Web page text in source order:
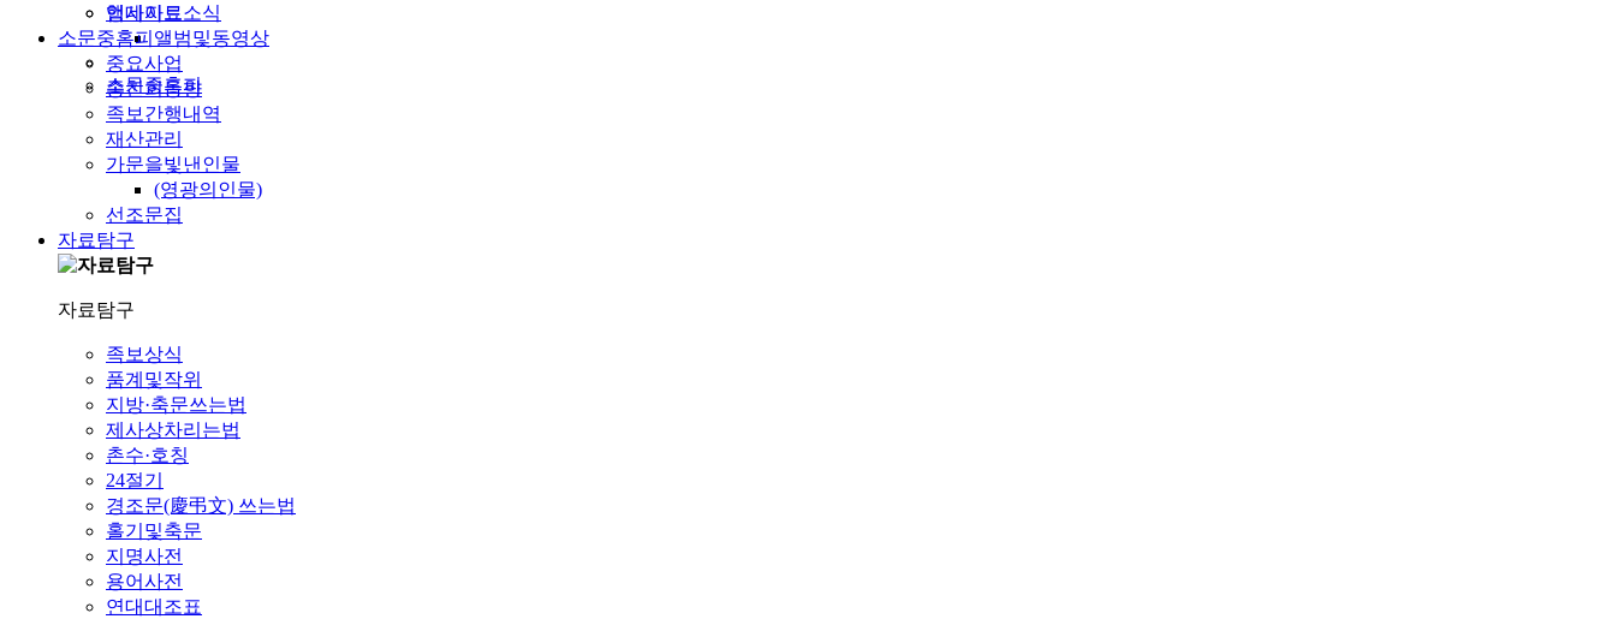
행사자료
앨범및동영상
중요사업
종친회동향
족보간행내역
재산관리
가문을빛낸인물
(영광의인물)
선조문집
자료탐구
자료탐구
족보상식
품계및작위
지방·축문쓰는법
제사상차리는법
촌수·호칭
24절기
경조문(慶弔文) 쓰는법
홀기및축문
지명사전
용어사전
연대대조표
업데이트소식
소문중홈피
소문중홈피